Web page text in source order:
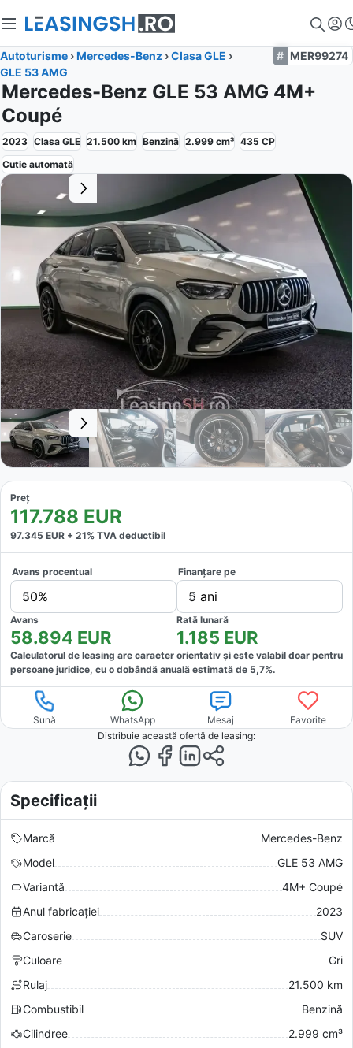
Autoturisme ›Mercedes-Benz ›Clasa GLE ›
GLE 53 AMG
MER99274
Mercedes-Benz GLE 53 AMG 4M+
Coupé
2023 Clasa GLE 21.500 km Benzină 2.999 cm³ 435 CP
Cutie automată
Preț
117.788 EUR
97.345 EUR + 21% TVA deductibil
Avans procentual
50%
Finanțare pe
5 ani
Avans
58.894 EUR
Rată lunară
1.185 EUR
Calculatorul de leasing are caracter orientativ și este valabil doar pentru
persoane juridice, cu o dobândă anuală estimată de 5,7%.
Sună WhatsApp Mesaj
Favorite
Distribuie această ofertă de leasing:
Specificații
Marcă
Mercedes-Benz
Model
GLE 53 AMG
Variantă
4M+ Coupé
Anul fabricației
2023
Caroserie
SUV
Culoare
Gri
Rulaj
21.500 km
Combustibil
Benzină
Cilindree
2.999 cm³